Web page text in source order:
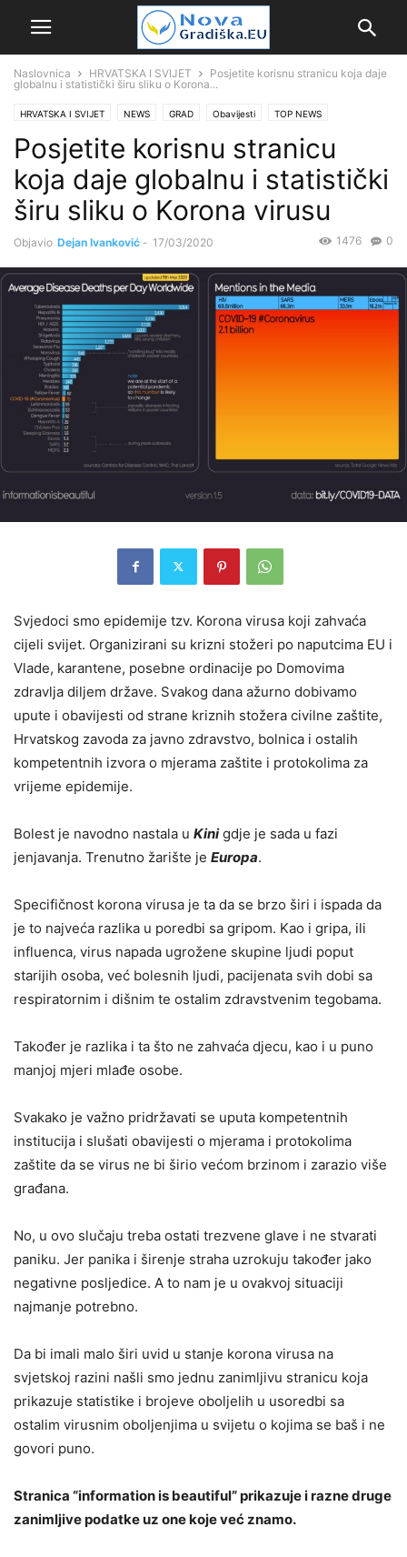
Naslovnica HRVATSKA I SVIJET
Posjetite korisnu stranicu koja daje
globalnu i statistički širu sliku o Korona...
HRVATSKA I SVIJET NEWS GRAD Obavijesti TOP NEWS
Posjetite korisnu stranicu
koja daje globalnu i statistički
širu sliku o Korona virusu
Objavio Dejan Ivanković - 17/03/2020 0
1476
Svjedoci smo epidemije tzv. Korona virusa koji zahvaća
cijeli svijet. Organizirani su krizni stožeri po naputcima EU i
Vlade, karantene, posebne ordinacije po Domovima
zdravlja diljem države. Svakog dana ažurno dobivamo
upute i obavijesti od strane kriznih stožera civilne zaštite,
Hrvatskog zavoda za javno zdravstvo, bolnica i ostalih
kompetentnih izvora o mjerama zaštite i protokolima za
vrijeme epidemije.
Bolest je navodno nastala u Kinigdje je sada u fazi
jenjavanja. Trenutno žarište je Europa.
Specifičnost korona virusa je ta da se brzo širi i ispada da
je to najveća razlika u poredbi sa gripom. Kao i gripa, ili
influenca, virus napada ugrožene skupine ljudi poput
starijih osoba, već bolesnih ljudi, pacijenata svih dobi sa
respiratornim i dišnim te ostalim zdravstvenim tegobama.
Također je razlika i ta što ne zahvaća djecu, kao i u puno
manjoj mjeri mlađe osobe.
Svakako je važno pridržavati se uputa kompetentnih
institucija i slušati obavijesti o mjerama i protokolima
zaštite da se virus ne bi širio većom brzinom i zarazio više
građana.
No, u ovo slučaju treba ostati trezvene glave i ne stvarati
paniku. Jer panika i širenje straha uzrokuju također jako
negativne posljedice. A to nam je u ovakvoj situaciji
najmanje potrebno.
Da bi imali malo širi uvid u stanje korona virusa na
svjetskoj razini našli smo jednu zanimljivu stranicu koja
prikazuje statistike i brojeve oboljelih u usoredbi sa
ostalim virusnim oboljenjima u svijetu o kojima se baš i ne
govori puno.
Stranica “information is beautiful” prikazuje i razne druge
zanimljive podatke uz one koje već znamo.